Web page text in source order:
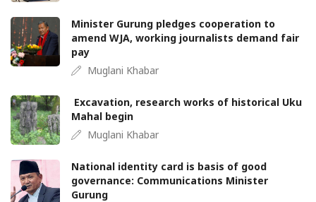
Minister Gurung pledges cooperation to
amend WJA, working journalists demand fair
pay
Muglani Khabar
Excavation, research works of historical Uku
Mahal begin
Muglani Khabar
National identity card is basis of good
governance: Communications Minister
Gurung